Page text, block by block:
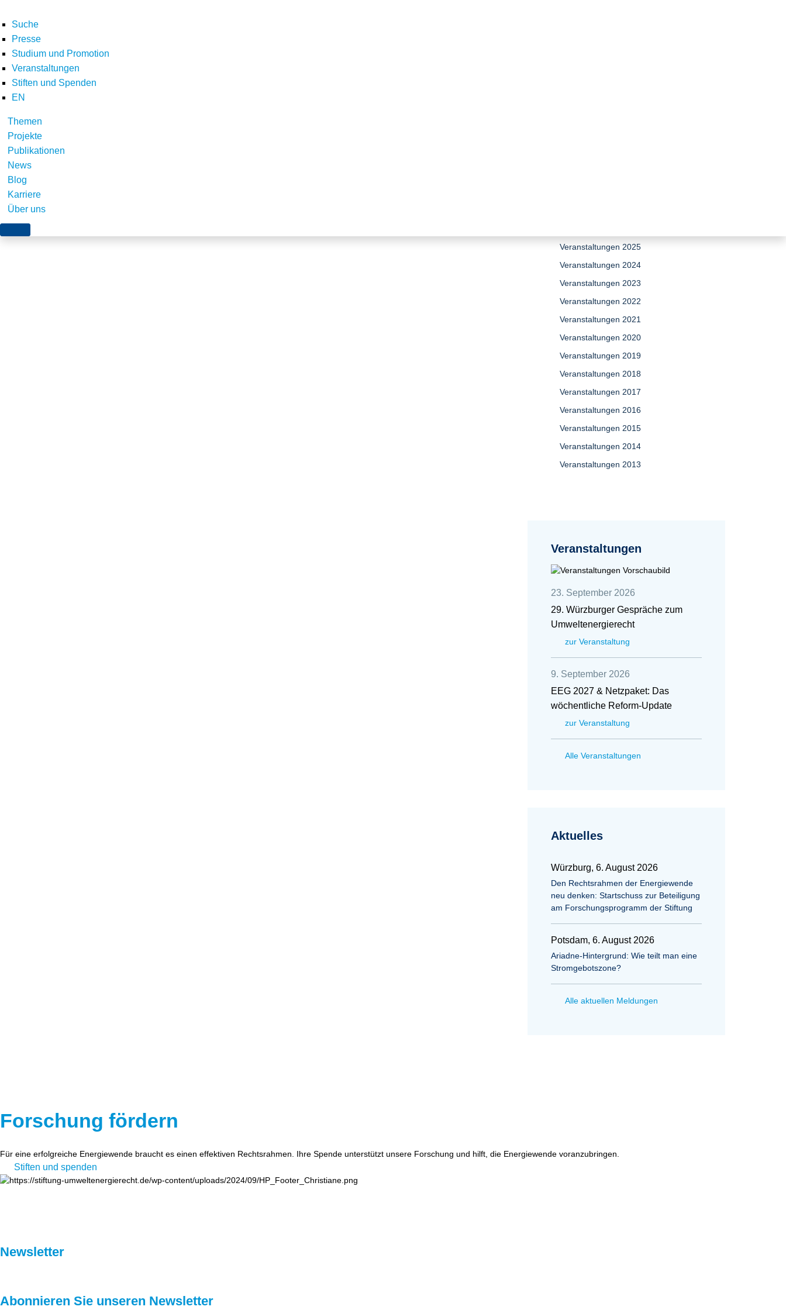
Suche
Presse
Studium und Promotion
Veranstaltungen
Stiften und Spenden
EN
Themen
Projekte
Publikationen
News
Blog
Karriere
Über uns
Home Veranstaltungen Turmfalke
Teilen
Veranstaltungen 2025
Veranstaltungen 2024
Veranstaltungen 2023
Veranstaltungen 2022
Veranstaltungen 2021
Veranstaltungen 2020
Veranstaltungen 2019
Veranstaltungen 2018
Veranstaltungen 2017
Veranstaltungen 2016
Veranstaltungen 2015
Veranstaltungen 2014
Veranstaltungen 2013
Veranstaltungen
23. September 2026
29. Würzburger Gespräche zum
Umweltenergierecht
zur Veranstaltung
9. September 2026
EEG 2027 & Netzpaket: Das
wöchentliche Reform-Update
zur Veranstaltung
Alle Veranstaltungen
Aktuelles
Würzburg, 6. August 2026
Den Rechtsrahmen der Energiewende
neu denken: Startschuss zur Beteiligung
am Forschungsprogramm der Stiftung
Potsdam, 6. August 2026
Ariadne-Hintergrund: Wie teilt man eine
Stromgebotszone?
Alle aktuellen Meldungen
Forschung fördern
Für eine erfolgreiche Energiewende braucht es einen effektiven Rechtsrahmen. Ihre Spende unterstützt unsere Forschung und hilft, die Energiewende voranzubringen.
Stiften und spenden
Newsletter
Abonnieren Sie unseren Newsletter